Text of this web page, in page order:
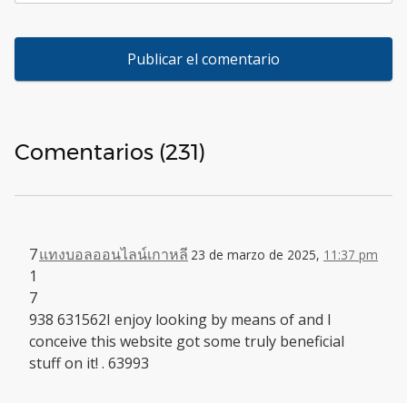
Comentarios (231)
แทงบอลออนไลน์เกาหลี 23 de marzo de 2025, 11:37 pm
7
1
7
938 631562I enjoy looking by means of and I
conceive this website got some truly beneficial
stuff on it! . 63993